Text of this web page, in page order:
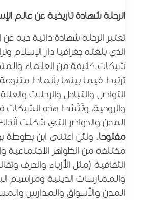
الرحلة شهادة تاريخية عن عالم
تعتبر الرحلة شهادة ذاتية حية عن
الذي بلغته جغرافيا دار الإسلام
شبكات كثيفة من العلماء
ترتبط فيما بينها بأنماط
التواصل والتبادل والرحلات
والروحية، وتَنْشط هذه
المدن والحواضر التي شكلت
مفتوحا. ولئن اعتنى ابن بطوطة
مختلفة من الظواهر الاجتماعية
الثقافية (مثل الأزياء والحرف
والممارسات الدينية ومراسيم
المدن والأسواق والمدارس